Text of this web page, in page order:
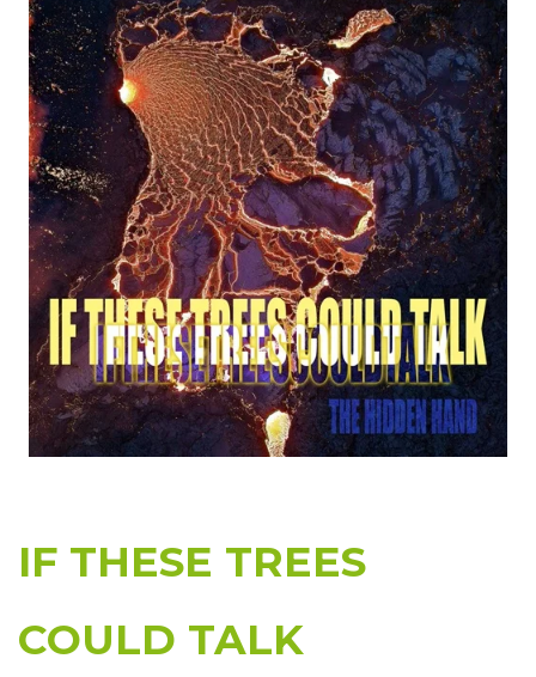
IF THESE TREES
COULD TALK